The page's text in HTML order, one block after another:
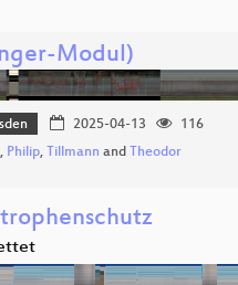
Modul)
2025-04-13
116
, Philip, Tillmann and Theodor